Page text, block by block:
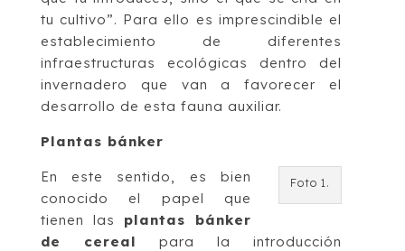
tu cultivo”. Para ello es imprescindible el
establecimiento de diferentes
infraestructuras ecológicas dentro del
invernadero que van a favorecer el
desarrollo de esta fauna auxiliar.
Plantas bánker
Foto 1.
En este sentido, es bien
conocido el papel que
tienen las plantas bánker
de cereal
para la introducción